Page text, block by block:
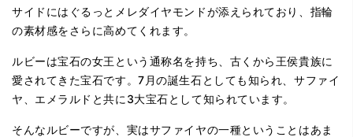
サイドにはぐるっとメレダイヤモンドが添えられており、指輪
の素材感をさらに高めてくれます。
ルビーは宝石の女王という通称名を持ち、古くから王侯貴族に
愛されてきた宝石です。7月の誕生石としても知られ、サファイ
ヤ、エメラルドと共に3大宝石として知られています。
そんなルビーですが、実はサファイヤの一種ということはあま